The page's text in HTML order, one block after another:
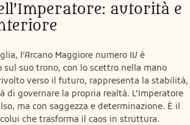
autorità e
l’Arcano Maggiore numero IV è
sul suo trono, con lo scettro nella mano
verso il futuro, rappresenta la stabilità,
di governare la propria realtà. L’Imperatore
ma con saggezza e determinazione. È il
che trasforma il caos in struttura.